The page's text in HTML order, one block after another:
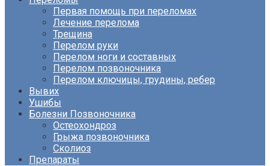
Первая помощь при переломах
Лечение перелома
Трещина
Перелом руки
Перелом ноги и составных
Перелом позвоночника
Перелом ключицы, грудины, ребер
Вывих
Ушибы
Болезни Позвоночника
Остеохондроз
Грыжа позвоночника
Сколиоз
Препараты